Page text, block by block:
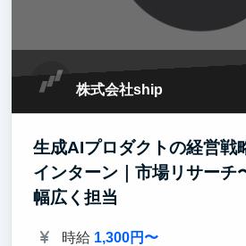
株式会社ship
生成AIプロダクトの経営戦
インターン｜市場リサーチ
幅広く担当
時給 1,300円〜